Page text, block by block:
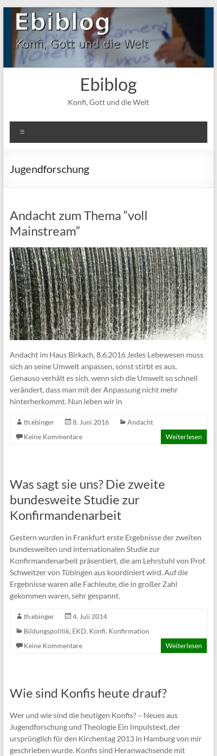
Zum
Inhalt
springen
Ebiblog
Konfi, Gott und die Welt
Jugendforschung
Andacht zum Thema “voll
Mainstream”
Andacht im Haus Birkach, 8.6.2016 Jedes Lebewesen muss
sich an seine Umwelt anpassen, sonst stirbt es aus.
Genauso verhält es sich, wenn sich die Umwelt so schnell
verändert, dass man mit der Anpassung nicht mehr
hinterherkommt. Nun leben wir in
th.ebinger 8. Juni 2016
Andacht
Keine Kommentare
Weiterlesen
Was sagt sie uns? Die zweite
bundesweite Studie zur
Konfirmandenarbeit
Gestern wurden in Frankfurt erste Ergebnisse der zweiten
bundesweiten und internationalen Studie zur
Konfirmandenarbeit präsentiert, die am Lehrstuhl von Prof.
Schweitzer von Tübingen aus koordiniert wird. Auf die
Ergebnisse waren alle Fachleute, die in großer Zahl
gekommen waren, sehr gespannt.
th.ebinger
4. Juli 2014
Bildungspolitik, EKD, Konfi, Konfirmation
Keine Kommentare
Weiterlesen
Wie sind Konfis heute drauf?
Wer und wie sind die heutigen Konfis? – Neues aus
Jugendforschung und Theologie Ein Impulstext, der
ursprünglich für den Kirchentag 2013 in Hamburg von mir
geschrieben wurde. Konfis sind Heranwachsende mit